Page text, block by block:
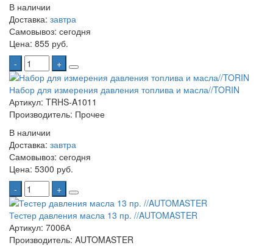
В наличии
Доставка: завтра
Самовывоз: сегодня
Цена: 855 руб.
-
+
Набор для измерения давления топлива и масла//TORIN
Артикул: TRHS-A1011
Производитель: Прочее
В наличии
Доставка: завтра
Самовывоз: сегодня
Цена: 5300 руб.
-
+
Тестер давления масла 13 пр. //AUTOMASTER
Артикул: 7006А
Производитель: AUTOMASTER